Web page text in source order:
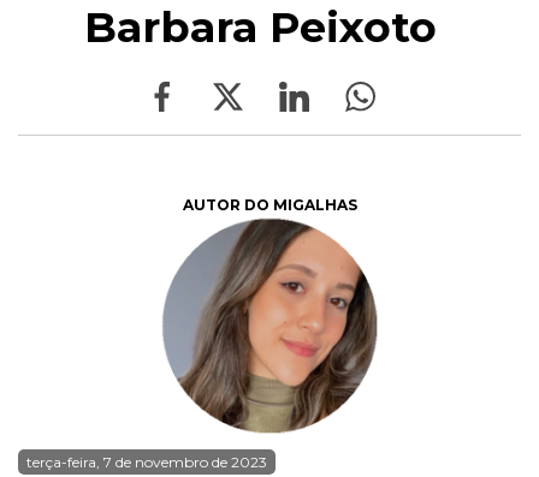
Barbara Peixoto
AUTOR DO MIGALHAS
terça-feira, 7 de novembro de 2023